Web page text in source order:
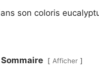
son coloris
Sommaire Afficher